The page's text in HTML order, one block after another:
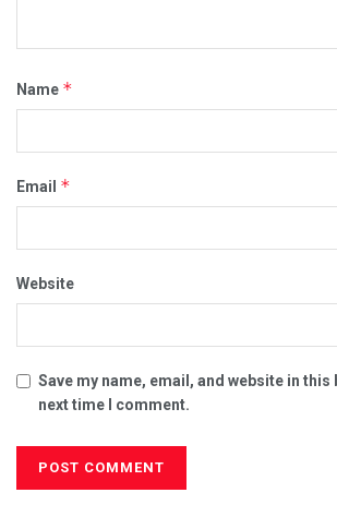
Name *
Email *
Website
Save my name, email, and website in
next time I comment.